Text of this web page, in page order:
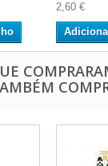
2,60 €